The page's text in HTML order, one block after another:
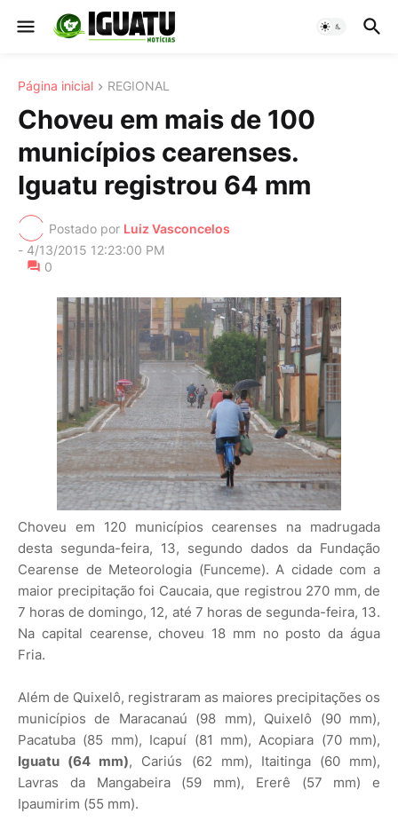
Página inicial REGIONAL
Choveu em mais de 100
municípios cearenses.
Iguatu registrou 64 mm
Postado por Luiz Vasconcelos
- 4/13/2015 12:23:00 PM
0
Choveu em 120 municípios cearenses na madrugada
desta segunda-feira, 13, segundo dados da Fundação
Cearense de Meteorologia (Funceme). A cidade com a
maior precipitação foi Caucaia, que registrou 270 mm, de
7 horas de domingo, 12, até 7 horas de segunda-feira, 13.
Na capital cearense, choveu 18 mm no posto da água
Fria.
Além de Quixelô, registraram as maiores precipitações os
municípios de Maracanaú (98 mm), Quixelô (90 mm),
Pacatuba (85 mm), Icapuí (81 mm), Acopiara (70 mm),
Iguatu (64 mm), Cariús (62 mm), Itaitinga (60 mm),
Lavras da Mangabeira (59 mm), Ererê (57 mm) e
Ipaumirim (55 mm).